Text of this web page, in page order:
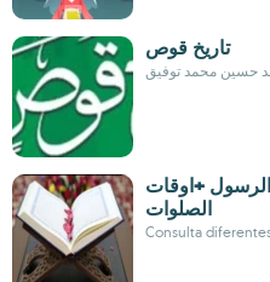
تاريخ قوص
حسين محمد توفيق
الرسول +اوقات
الصلوات
Consulta